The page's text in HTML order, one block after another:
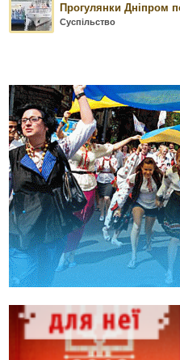
Прогулянки Дніпром
Суспільство